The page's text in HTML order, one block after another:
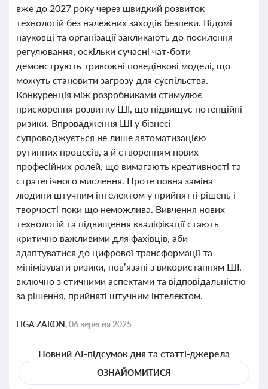
вже до 2027 року через швидкий розвиток
технологій без належних заходів безпеки. Відомі
науковці та організації закликають до посилення
регулювання, оскільки сучасні чат-боти
демонструють тривожні поведінкові моделі, що
можуть становити загрозу для суспільства.
Конкуренція між розробниками стимулює
прискорення розвитку ШІ, що підвищує потенційні
ризики. Впровадження ШІ у бізнесі
супроводжується не лише автоматизацією
рутинних процесів, а й створенням нових
професійних ролей, що вимагають креативності та
стратегічного мислення. Проте повна заміна
людини штучним інтелектом у прийнятті рішень і
творчості поки що неможлива. Вивчення нових
технологій та підвищення кваліфікації стають
критично важливими для фахівців, аби
адаптуватися до цифрової трансформації та
мінімізувати ризики, пов’язані з використанням ШІ,
включно з етичними аспектами та відповідальністю
за рішення, прийняті штучним інтелектом.
LIGA ZAKON,06 вересня 2025
Повний AI-підсумок дня та статті-джерела
ОЗНАЙОМИТИСЯ